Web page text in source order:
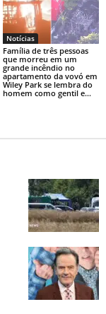
Notícias
Família de três pessoas
que morreu em um
grande incêndio no
apartamento da vovó em
Wiley Park se lembra do
homem como gentil e...